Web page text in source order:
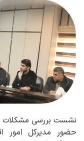
نشست بررسی مشکلات
حضور مدیرکل امور